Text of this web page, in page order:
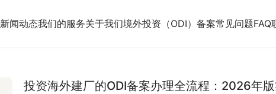
新闻动态我们的服务关于我们境外投资（ODI）备案常见问题FAQ
投资海外建厂的ODI备案办理全流程：2026年